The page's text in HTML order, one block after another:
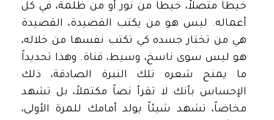
خيطاً متصلاً، خيطاً من نور أو من ظلمة، في كل
أعماله. ليس هو من يكتب القصيدة، القصيدة
هي من تختار جسده كي تكتب نفسها من خلاله،
هو ليس سوى ناسخ، وسيط، قناة. وهذا تحديداً
ما يمنح شعره تلك النبرة الصادقة، ذلك
الإحساس بأنك لا تقرأ نصاً مكتملاً، بل تشهد
مخاضاً، تشهد شيئاً يولد أمامك للمرة الأولى،